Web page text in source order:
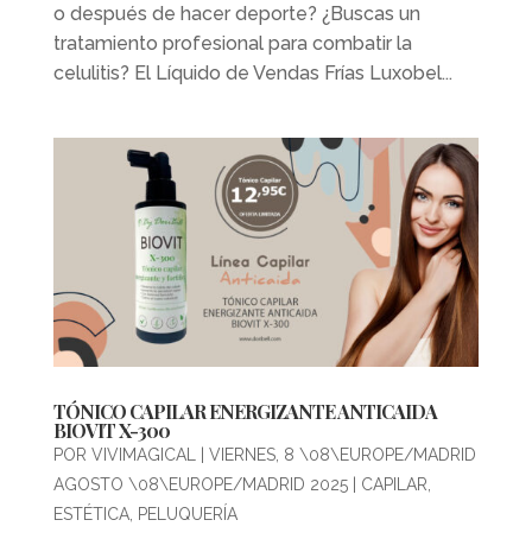
o después de hacer deporte? ¿Buscas un
tratamiento profesional para combatir la
celulitis? El Líquido de Vendas Frías Luxobel...
TÓNICO CAPILAR ENERGIZANTE ANTICAIDA
BIOVIT X-300
POR VIVIMAGICAL
VIERNES, 8 \08\EUROPE/MADRID
AGOSTO \08\EUROPE/MADRID 2025| CAPILAR
ESTÉTICA, PELUQUERÍA